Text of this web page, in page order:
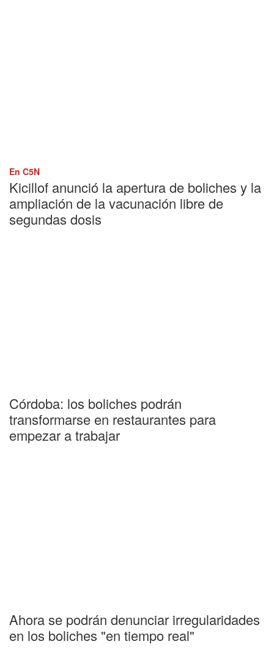
En C5N
Kicillof anunció la apertura de boliches y la
ampliación de la vacunación libre de
segundas dosis
Córdoba: los boliches podrán
transformarse en restaurantes para
empezar a trabajar
Ahora se podrán denunciar irregularidades
en los boliches "en tiempo real"